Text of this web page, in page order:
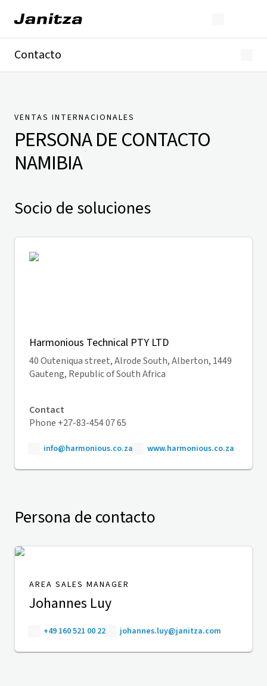
Contacto
Presse
VENTAS INTERNACIONALES
PERSONA DE CONTACTO
NAMIBIA
Socio de soluciones
Harmonious Technical PTY LTD
40 Outeniqua street, Alrode South, Alberton, 1449
Gauteng, Republic of South Africa
Contact
Phone +27-83-454 07 65
info@harmonious.co.za www.harmonious.co.za
Persona de contacto
AREA SALES MANAGER
Johannes Luy
+49 160 521 00 22 johannes.luy@janitza.com